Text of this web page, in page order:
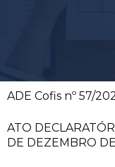
ADE Cofis nº 57/
ATO
DE DEZEMBRO